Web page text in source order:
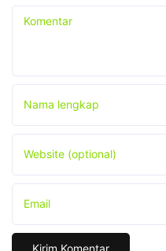
Komentar
Nama lengkap
Website (optional)
Email